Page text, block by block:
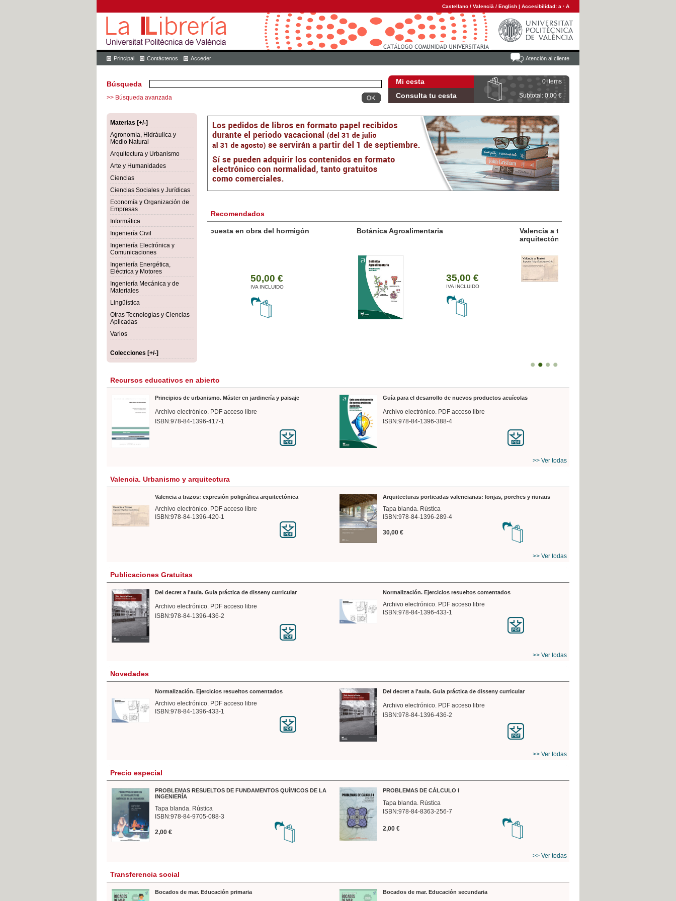
Castellano / Valencià / English | Accesibilidad: a · A
Atención al cliente
Principal Contáctenos Acceder
Mi cesta 0 items
Consulta tu cesta Subtotal: 0,00 €
Búsqueda
>> Búsqueda avanzada
Materias [+/-]
Agronomía, Hidráulica y
Medio Natural
Arquitectura y Urbanismo
Arte y Humanidades
Ciencias
Ciencias Sociales y Jurídicas
Economía y Organización de
Empresas
Informática
Ingeniería Civil
Ingeniería Electrónica y
Comunicaciones
Ingeniería Energética,
Eléctrica y Motores
Ingeniería Mecánica y de
Materiales
Lingüística
Otras Tecnologías y Ciencias
Aplicadas
Varios
Colecciones [+/-]
Recomendados
Botánica Agroalimentaria
Valencia a trazos: expresión poligráfica
Recursos educativos en abierto
Principios de urbanismo. Máster en jardinería y paisaje
Archivo electrónico. PDF acceso libre
ISBN:978-84-1396-417-1
Guía para el desarrollo de nuevos productos acuícolas
Archivo electrónico. PDF acceso libre
ISBN:978-84-1396-388-4
>> Ver todas
Valencia. Urbanismo y arquitectura
Valencia a trazos: expresión poligráfica arquitectónica
Archivo electrónico. PDF acceso libre
ISBN:978-84-1396-420-1
Arquitecturas porticadas valencianas: lonjas, porches y riuraus
Tapa blanda. Rústica
ISBN:978-84-1396-289-4
30,00 €
>> Ver todas
Publicaciones Gratuitas
Del decret a l'aula. Guia práctica de disseny curricular
Archivo electrónico. PDF acceso libre
ISBN:978-84-1396-436-2
Normalización. Ejercicios resueltos comentados
Archivo electrónico. PDF acceso libre
ISBN:978-84-1396-433-1
>> Ver todas
Novedades
Normalización. Ejercicios resueltos comentados
Archivo electrónico. PDF acceso libre
ISBN:978-84-1396-433-1
Del decret a l'aula. Guia práctica de disseny curricular
Archivo electrónico. PDF acceso libre
ISBN:978-84-1396-436-2
>> Ver todas
Precio especial
PROBLEMAS RESUELTOS DE FUNDAMENTOS QUÍMICOS DE LA
INGENIERÍA
Tapa blanda. Rústica
ISBN:978-84-9705-088-3
2,00 €
PROBLEMAS DE CÁLCULO I
Tapa blanda. Rústica
ISBN:978-84-8363-256-7
2,00 €
>> Ver todas
Transferencia social
Bocados de mar. Educación primaria Bocados de mar. Educación secundaria